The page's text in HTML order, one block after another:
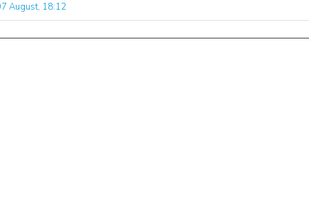
August, 18:12